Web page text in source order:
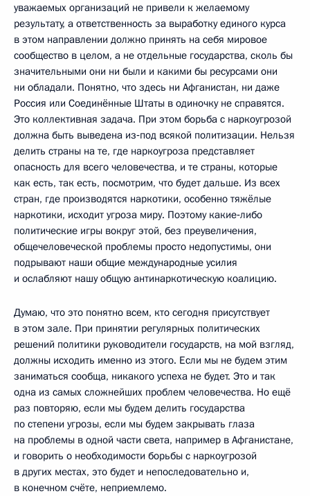
уважаемых организаций не привели к желаемому
результату, а ответственность за выработку единого курса
в этом направлении должно принять на себя мировое
сообщество в целом, а не отдельные государства, сколь бы
значительными они ни были и какими бы ресурсами они
ни обладали. Понятно, что здесь ни Афганистан, ни даже
Россия или Соединённые Штаты в одиночку не справятся.
Это коллективная задача. При этом борьба с наркоугрозой
должна быть выведена из‑под всякой политизации. Нельзя
делить страны на те, где наркоугроза представляет
опасность для всего человечества, и те страны, которые
как есть, так есть, посмотрим, что будет дальше. Из всех
стран, где производятся наркотики, особенно тяжёлые
наркотики, исходит угроза миру. Поэтому какие‑либо
политические игры вокруг этой, без преувеличения,
общечеловеческой проблемы просто недопустимы, они
подрывают наши общие международные усилия
и ослабляют нашу общую антинаркотическую коалицию.
Думаю, что это понятно всем, кто сегодня присутствует
в этом зале. При принятии регулярных политических
решений политики руководители государств, на мой взгляд,
должны исходить именно из этого. Если мы не будем этим
заниматься сообща, никакого успеха не будет. Это и так
одна из самых сложнейших проблем человечества. Но ещё
раз повторяю, если мы будем делить государства
по степени угрозы, если мы будем закрывать глаза
на проблемы в одной части света, например в Афганистане,
и говорить о необходимости борьбы с наркоугрозой
в других местах, это будет и непоследовательно и,
в конечном счёте, неприемлемо.